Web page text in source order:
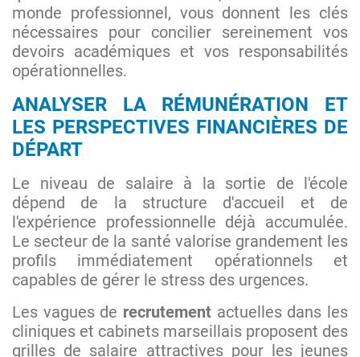
monde professionnel, vous donnent les clés
nécessaires pour concilier sereinement vos
devoirs académiques et vos responsabilités
opérationnelles.
ANALYSER LA RÉMUNÉRATION ET
LES PERSPECTIVES FINANCIÈRES DE
DÉPART
Le niveau de salaire à la sortie de l'école
dépend de la structure d'accueil et de
l'expérience professionnelle déjà accumulée.
Le secteur de la santé valorise grandement les
profils immédiatement opérationnels et
capables de gérer le stress des urgences.
Les vagues de recrutement actuelles dans les
cliniques et cabinets marseillais proposent des
grilles de salaire attractives pour les jeunes